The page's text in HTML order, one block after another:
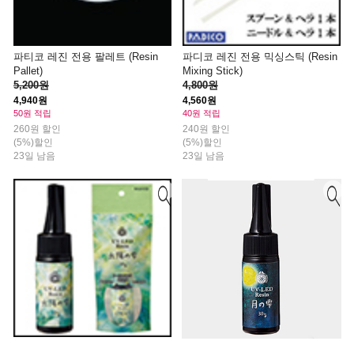
파티코 레진 전용 팔레트 (Resin
Pallet)
5,200원
4,940원
50원 적립
260원 할인
(5%)할인
23일 남음
파디코 레진 전용 믹싱스틱 (Resin
Mixing Stick)
4,800원
4,560원
40원 적립
240원 할인
(5%)할인
23일 남음